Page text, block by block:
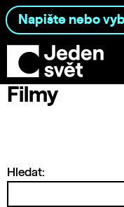
Filmy
Hledat: